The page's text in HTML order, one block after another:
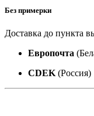
Без примерки
Доставка до пункта
Европочта
CDEK (Россия)